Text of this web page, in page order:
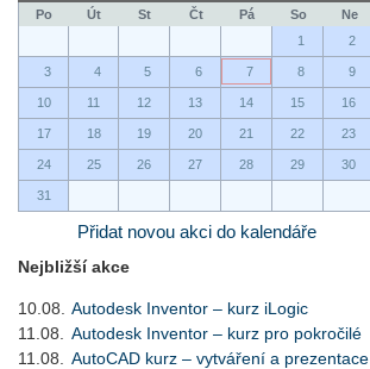
Po Út St Čt Pá So
Ne
1
2
3 4 5 6 7 8 9
10 11 12 13 14 15 16
17 18 19 20 21 22 23
24 25 26 27 28 29 30
31
Přidat novou akci do kalendáře
Nejbližší akce
10.08.
Autodesk Inventor – kurz iLogic
11.08.
Autodesk Inventor – kurz pro pokročilé
11.08.
AutoCAD kurz – vytváření a prezentace